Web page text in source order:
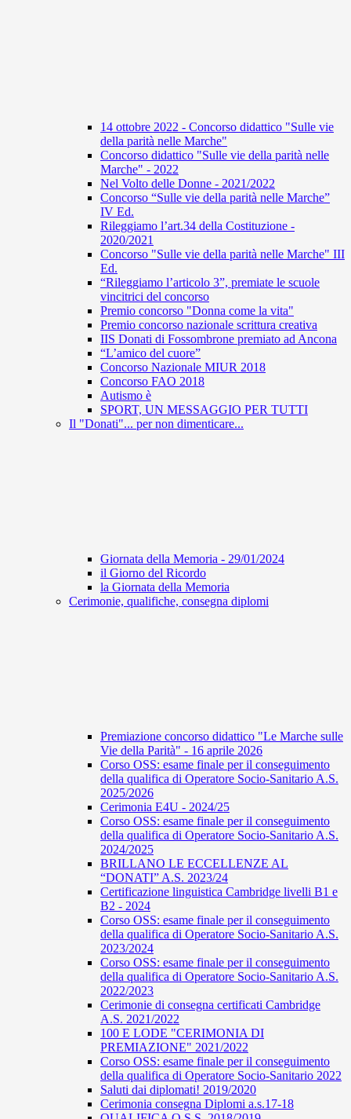
14 ottobre 2022 - Concorso didattico "Sulle vie
della parità nelle Marche"
Concorso didattico "Sulle vie della parità nelle
Marche" - 2022
Nel Volto delle Donne - 2021/2022
Concorso “Sulle vie della parità nelle Marche”
IV Ed.
Rileggiamo l’art.34 della Costituzione -
2020/2021
Concorso "Sulle vie della parità nelle Marche" III
Ed.
“Rileggiamo l’articolo 3”, premiate le scuole
vincitrici del concorso
Premio concorso "Donna come la vita"
Premio concorso nazionale scrittura creativa
IIS Donati di Fossombrone premiato ad Ancona
“L’amico del cuore”
Concorso Nazionale MIUR 2018
Concorso FAO 2018
Autismo è
SPORT, UN MESSAGGIO PER TUTTI
Il "Donati"... per non dimenticare...
Giornata della Memoria - 29/01/2024
il Giorno del Ricordo
la Giornata della Memoria
Cerimonie, qualifiche, consegna diplomi
Premiazione concorso didattico "Le Marche sulle
Vie della Parità" - 16 aprile 2026
Corso OSS: esame finale per il conseguimento
della qualifica di Operatore Socio-Sanitario A.S.
2025/2026
Cerimonia E4U - 2024/25
Corso OSS: esame finale per il conseguimento
della qualifica di Operatore Socio-Sanitario A.S.
2024/2025
BRILLANO LE ECCELLENZE AL
“DONATI” A.S. 2023/24
Certificazione linguistica Cambridge livelli B1 e
B2 - 2024
Corso OSS: esame finale per il conseguimento
della qualifica di Operatore Socio-Sanitario A.S.
2023/2024
Corso OSS: esame finale per il conseguimento
della qualifica di Operatore Socio-Sanitario A.S.
2022/2023
Cerimonie di consegna certificati Cambridge
A.S. 2021/2022
100 E LODE "CERIMONIA DI
PREMIAZIONE" 2021/2022
Corso OSS: esame finale per il conseguimento
della qualifica di Operatore Socio-Sanitario 2022
Saluti dai diplomati! 2019/2020
Cerimonia consegna Diplomi a.s.17-18